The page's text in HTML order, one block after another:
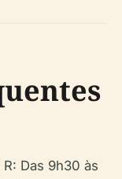
R: Das 9h30 às